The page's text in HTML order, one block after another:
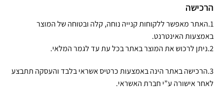
הרכישה
1.האתר מאפשר ללקוחות קנייה נוחה, קלה ובטוחה של המוצר
באמצעות האינטרנט.
2.ניתן לרכוש את המוצר באתר בכל עת עד לגמר המלאי.
3.הרכישה באתר הינה באמצעות כרטיס אשראי בלבד והעסקה תתבצע
לאחר אישורה ע”י חברת האשראי.